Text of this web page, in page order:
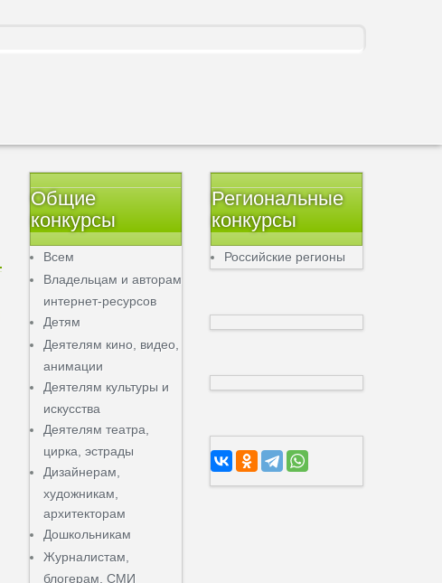
Общие
конкурсы
Всем
Владельцам и авторам
интернет-ресурсов
Детям
Деятелям кино, видео,
анимации
Деятелям культуры и
искусства
Деятелям театра,
цирка, эстрады
Дизайнерам,
художникам,
архитекторам
Дошкольникам
Журналистам,
блогерам, СМИ
Региональные
конкурсы
Российские регионы